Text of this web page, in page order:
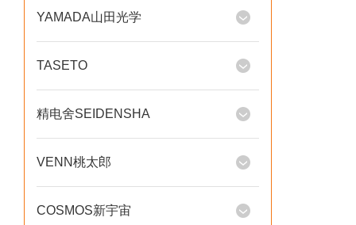
YAMADA山田光学
TASETO
精电舍SEIDENSHA
VENN桃太郎
COSMOS新宇宙